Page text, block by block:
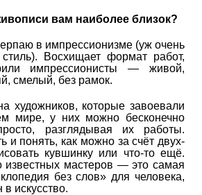
вам наиболее близок?
в импрессионизме (уж очень
Восхищает формат работ,
импрессионисты — живой,
смелый, без рамок.
художников, которые завоевали
мире, у них можно бесконечно
разглядывая их работы.
и понять, как можно за счёт двух-
кувшинку или что-то ещё.
известных мастеров — это самая
без слов» для человека,
искусство.